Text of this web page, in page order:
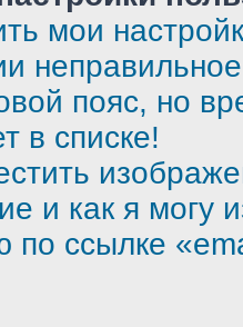
мои
пояс, но
в списке!
и как я могу
по ссылке